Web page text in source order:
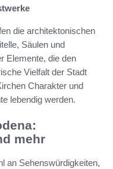
die architektonischen
Säulen und
Elemente, die den
Vielfalt der Stadt
Charakter und
lebendig werden.
mehr
an Sehenswürdigkeiten,